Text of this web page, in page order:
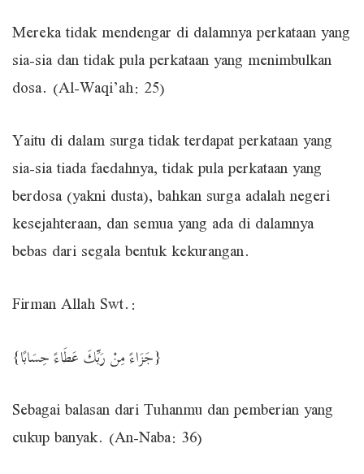
Mereka tidak mendengar di dalamnya perkataan yang
sia-sia dan tidak pula perkataan yang menimbulkan
dosa. (Al-Waqi’ah: 25)
Yaitu di dalam surga tidak terdapat perkataan yang
sia-sia tiada faedahnya, tidak pula perkataan yang
berdosa (yakni dusta), bahkan surga adalah negeri
kesejahteraan, dan semua yang ada di dalamnya
bebas dari segala bentuk kekurangan.
Firman Allah Swt.:
{جَزَاءً مِنْ رَبِّكَ عَطَاءً حِسَابًا}
Sebagai balasan dari Tuhanmu dan pemberian yang
cukup banyak. (An-Naba: 36)